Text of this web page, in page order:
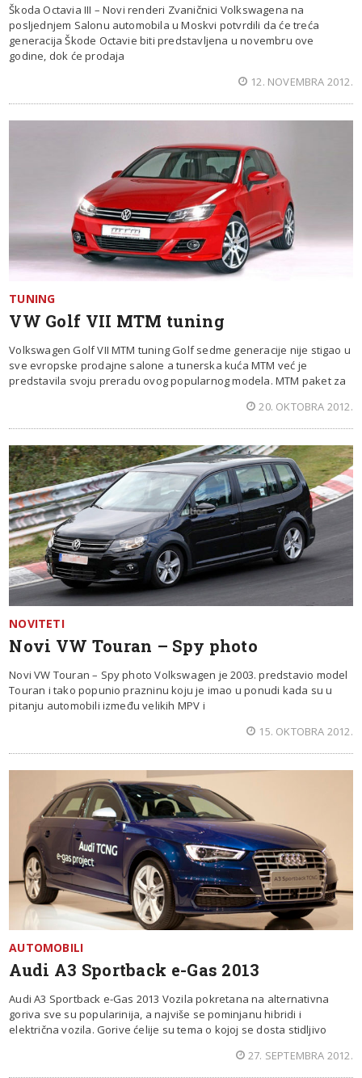
Škoda Octavia III – Novi renderi Zvaničnici Volkswagena na
posljednjem Salonu automobila u Moskvi potvrdili da će treća
generacija Škode Octavie biti predstavljena u novembru ove
godine, dok će prodaja
12. NOVEMBRA 2012.
TUNING
VW Golf VII MTM tuning
Volkswagen Golf VII MTM tuning Golf sedme generacije nije stigao u
sve evropske prodajne salone a tunerska kuća MTM već je
predstavila svoju preradu ovog popularnog modela. MTM paket za
20. OKTOBRA 2012.
NOVITETI
Novi VW Touran – Spy photo
Novi VW Touran – Spy photo Volkswagen je 2003. predstavio model
Touran i tako popunio prazninu koju je imao u ponudi kada su u
pitanju automobili između velikih MPV i
15. OKTOBRA 2012.
AUTOMOBILI
Audi A3 Sportback e-Gas 2013
Audi A3 Sportback e-Gas 2013 Vozila pokretana na alternativna
goriva sve su popularinija, a najviše se pominjanu hibridi i
električna vozila. Gorive ćelije su tema o kojoj se dosta stidljivo
27. SEPTEMBRA 2012.